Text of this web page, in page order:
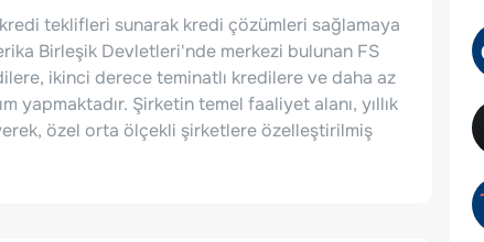
teklifleri sunarak kredi çözümleri sağlamaya
Birleşik Devletleri'nde merkezi bulunan FS
ikinci derece teminatlı kredilere ve daha az
yapmaktadır. Şirketin temel faaliyet alanı, yıllık
özel orta ölçekli şirketlere özelleştirilmiş